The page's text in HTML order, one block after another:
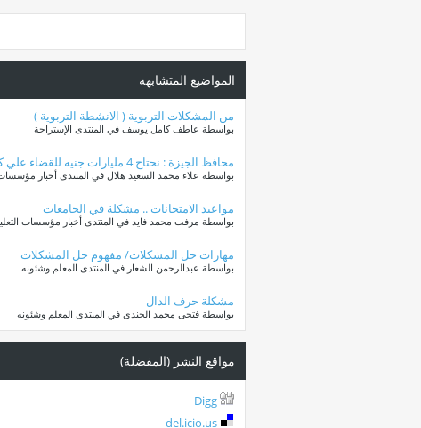
المواضيع المتشابهه
من المشكلات التربوية ( الانشطة التربوية )
بواسطة عاطف كامل يوسف في المنتدى الإستراحة
محافظ الجيزة : نحتاج 4 مليارات جنيه للقضاء علي كثافة الفصول
بواسطة علاء محمد السعيد هلال في المنتدى أخبار مؤسسات
مواعيد الامتحانات .. مشكلة في الجامعات
بواسطة مرفت محمد فايد في المنتدى أخبار مؤسسات
مهارات حل المشكلات/ مفهوم حل المشكلات
بواسطة عبدالرحمن الشعار في المنتدى المعلم وشئونه
مشكلة حرف الدال
بواسطة فتحى محمد الجندى في المنتدى المعلم وشئونه
مواقع النشر (المفضلة)
Digg
del.icio.us